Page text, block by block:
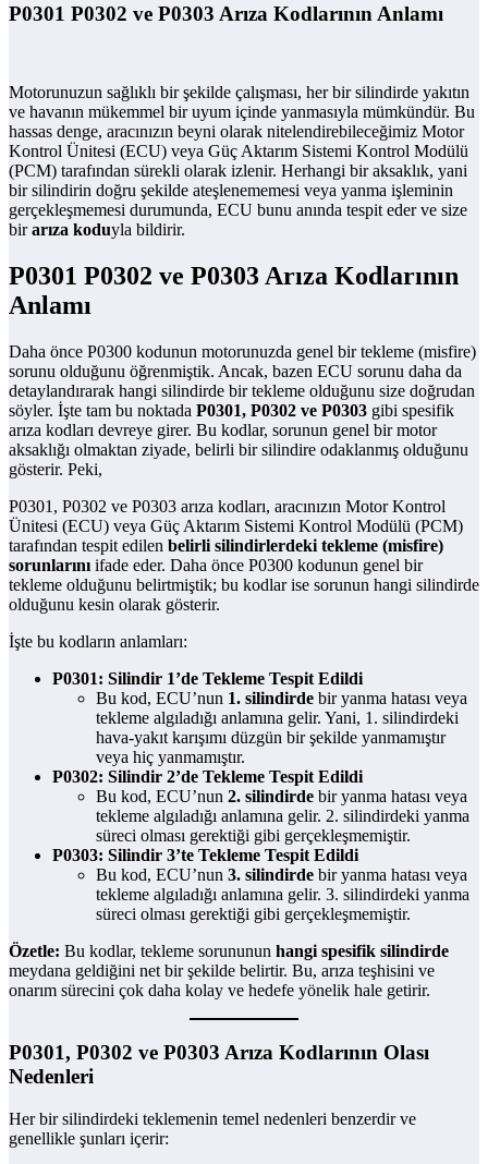
P0301 P0302 ve P0303 Arıza Kodlarının Anlamı
Motorunuzun sağlıklı bir şekilde çalışması, her bir silindirde yakıtın
ve havanın mükemmel bir uyum içinde yanmasıyla mümkündür. Bu
hassas denge, aracınızın beyni olarak nitelendirebileceğimiz Motor
Kontrol Ünitesi (ECU) veya Güç Aktarım Sistemi Kontrol Modülü
(PCM) tarafından sürekli olarak izlenir. Herhangi bir aksaklık, yani
bir silindirin doğru şekilde ateşlenememesi veya yanma işleminin
gerçekleşmemesi durumunda, ECU bunu anında tespit eder ve size
birarıza koduyla bildirir.
P0301 P0302 ve P0303 Arıza Kodlarının
Anlamı
Daha önce P0300 kodunun motorunuzda genel bir tekleme (misfire)
sorunu olduğunu öğrenmiştik. Ancak, bazen ECU sorunu daha da
detaylandırarak hangi silindirde bir tekleme olduğunu size doğrudan
söyler. İşte tam bu noktada P0301, P0302 ve P0303 gibi spesifik
arıza kodları devreye girer. Bu kodlar, sorunun genel bir motor
aksaklığı olmaktan ziyade, belirli bir silindire odaklanmış olduğunu
gösterir. Peki,
P0301, P0302 ve P0303 arıza kodları, aracınızın Motor Kontrol
Ünitesi (ECU) veya Güç Aktarım Sistemi Kontrol Modülü (PCM)
tarafından tespit edilen belirli silindirlerdeki tekleme (misfire)
sorunlarını ifade eder. Daha önce P0300 kodunun genel bir
tekleme olduğunu belirtmiştik; bu kodlar ise sorunun hangi silindirde
olduğunu kesin olarak gösterir.
İşte bu kodların anlamları:
P0301: Silindir 1’de Tekleme Tespit Edildi
Bu kod, ECU’nun 1. silindirde bir yanma hatası veya
tekleme algıladığı anlamına gelir. Yani, 1. silindirdeki
hava-yakıt karışımı düzgün bir şekilde yanmamıştır
veya hiç yanmamıştır.
P0302: Silindir 2’de Tekleme Tespit Edildi
Bu kod, ECU’nun 2. silindirde bir yanma hatası veya
tekleme algıladığı anlamına gelir. 2. silindirdeki yanma
süreci olması gerektiği gibi gerçekleşmemiştir.
P0303: Silindir 3’te Tekleme Tespit Edildi
Bu kod, ECU’nun 3. silindirde bir yanma hatası veya
tekleme algıladığı anlamına gelir. 3. silindirdeki yanma
süreci olması gerektiği gibi gerçekleşmemiştir.
Özetle: Bu kodlar, tekleme sorununun hangi spesifik silindirde
meydana geldiğini net bir şekilde belirtir. Bu, arıza teşhisini ve
onarım sürecini çok daha kolay ve hedefe yönelik hale getirir.
P0301, P0302 ve P0303 Arıza Kodlarının Olası
Nedenleri
Her bir silindirdeki teklemenin temel nedenleri benzerdir ve
genellikle şunları içerir: